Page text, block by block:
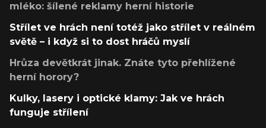
mléko: šílené reklamy herní historie
Střílet ve hrách není totéž jako střílet v reálném
světě – i když si to dost hráčů myslí
Hrůza devětkrát jinak. Znáte tyto přehlížené
herní horory?
Kulky, lasery i optické klamy: Jak ve hrách
funguje střílení